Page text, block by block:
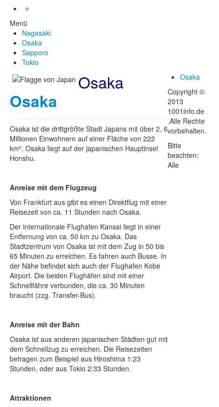
Menü
Nagasaki
Osaka
Sapporo
Tokio
Osaka
Osaka
Osaka ist die drittgrößte Stadt Japans mit über 2, 6
Millionen Einwohnern auf einer Fläche von 222
km². Osaka liegt auf der japanischen Hauptinsel
Honshu.
Anreise mit dem Flugzeug
Von Frankfurt aus gibt es einen Direktflug mit einer
Reisezeit von ca. 11 Stunden nach Osaka.
Der internationale Flughafen Kansai liegt in einer
Entfernung von ca. 50 km zu Osaka. Das
Stadtzentrum von Osaka ist mit dem Zug in 50 bis
65 Minuten zu erreichen. Es fahren auch Busse. In
der Nähe befindet sich auch der Flughafen Kobe
Airport. Die beiden Flughäfen sind mit einer
Schnellfähre verbunden, die ca. 30 Minuten
braucht (zzg. Transfer-Bus).
Anreise mit der Bahn
Osaka ist aus anderen japanischen Städten gut mit
dem Schnellzug zu erreichen. Die Reisezeiten
betragen zum Beispiel aus Hiroshima 1:23
Stunden, oder aus Tokio 2:33 Stunden.
Attraktionen
Osaka
Copyright ©
2013
1001info.de
.Alle Rechte
vorbehalten.
Bitte
beachten:
Alle